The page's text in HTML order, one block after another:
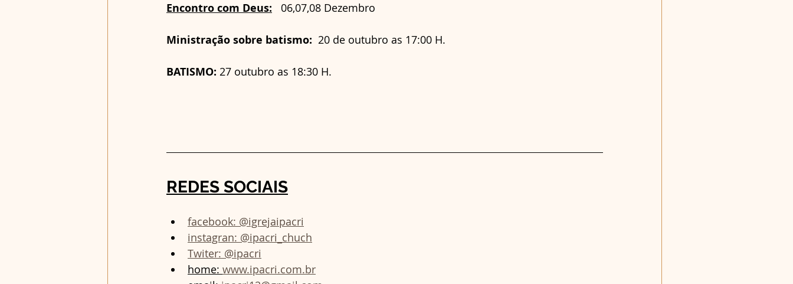
Encontro com Deus:
   06,07,08 Dezembro
Ministração sobre batismo:
  20 de outubro as 17:00 H.
BATISMO: 27 outubro as 18:30 H.
REDES SOCIAIS
facebook: @igrejaipacri
instagran: @ipacri_chuch
Twiter: @ipacri
home: www.ipacri.com.br